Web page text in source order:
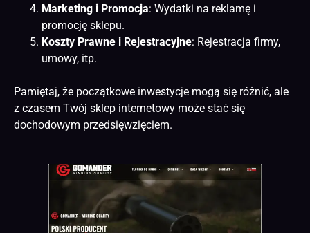
Marketing i Promocja: Wydatki na reklamę i
promocję sklepu.
Koszty Prawne i Rejestracyjne: Rejestracja firmy,
umowy, itp.
Pamiętaj, że początkowe inwestycje mogą się różnić, ale
z czasem Twój sklep internetowy może stać się
dochodowym przedsięwzięciem.